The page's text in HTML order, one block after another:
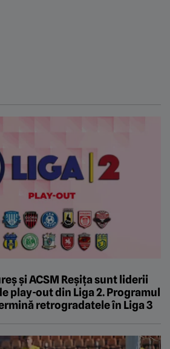
și ACSM Reșița sunt liderii
play-out din Liga 2. Programul
retrogradatele în Liga 3